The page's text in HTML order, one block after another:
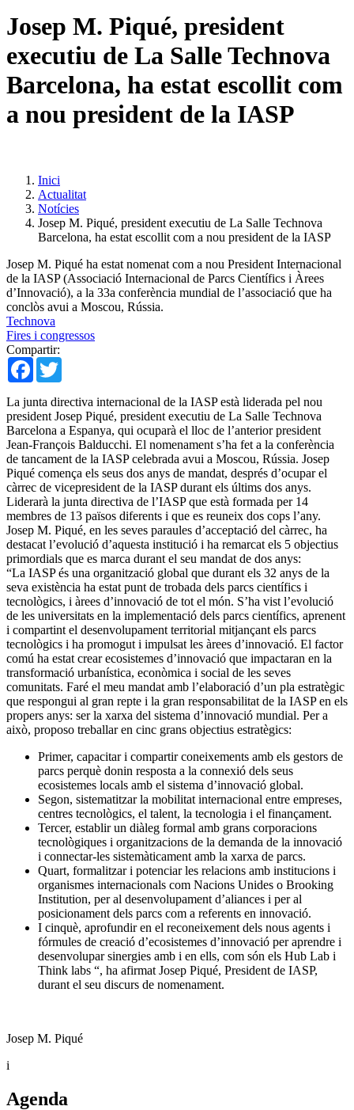
Josep M. Piqué, president
executiu de La Salle Technova
Barcelona, ha estat escollit com
a nou president de la IASP
Inici
Actualitat
Notícies
Josep M. Piqué, president executiu de La Salle Technova
Barcelona, ha estat escollit com a nou president de la IASP
Josep M. Piqué ha estat nomenat com a nou President Internacional
de la IASP (Associació Internacional de Parcs Científics i Àrees
d’Innovació), a la 33a conferència mundial de l’associació que ha
conclòs avui a Moscou, Rússia.
Technova
Fires i congressos
Compartir:
Facebook
La junta directiva internacional de la IASP està liderada pel nou
president Josep Piqué, president executiu de La Salle Technova
Barcelona a Espanya, qui ocuparà el lloc de l’anterior president
Jean-François Balducchi. El nomenament s’ha fet a la conferència
de tancament de la IASP celebrada avui a Moscou, Rússia. Josep
Piqué comença els seus dos anys de mandat, després d’ocupar el
càrrec de vicepresident de la IASP durant els últims dos anys.
Liderarà la junta directiva de l’IASP que està formada per 14
membres de 13 països diferents i que es reuneix dos cops l’any.
Josep M. Piqué, en les seves paraules d’acceptació del càrrec, ha
destacat l’evolució d’aquesta institució i ha remarcat els 5 objectius
primordials que es marca durant el seu mandat de dos anys:
“La IASP és una organització global que durant els 32 anys de la
seva existència ha estat punt de trobada dels parcs científics i
tecnològics, i àrees d’innovació de tot el món. S’ha vist l’evolució
de les universitats en la implementació dels parcs científics, aprenent
i compartint el desenvolupament territorial mitjançant els parcs
tecnològics i ha promogut i impulsat les àrees d’innovació. El factor
comú ha estat crear ecosistemes d’innovació que impactaran en la
transformació urbanística, econòmica i social de les seves
comunitats. Faré el meu mandat amb l’elaboració d’un pla estratègic
que respongui al gran repte i la gran responsabilitat de la IASP en els
propers anys: ser la xarxa del sistema d’innovació mundial. Per a
això, proposo treballar en cinc grans objectius estratègics:
Primer, capacitar i compartir coneixements amb els gestors de
parcs perquè donin resposta a la connexió dels seus
ecosistemes locals amb el sistema d’innovació global.
Segon, sistematitzar la mobilitat internacional entre empreses,
centres tecnològics, el talent, la tecnologia i el finançament.
Tercer, establir un diàleg formal amb grans corporacions
tecnològiques i organitzacions de la demanda de la innovació
i connectar-les sistemàticament amb la xarxa de parcs.
Quart, formalitzar i potenciar les relacions amb institucions i
organismes internacionals com Nacions Unides o Brooking
Institution, per al desenvolupament d’aliances i per al
posicionament dels parcs com a referents en innovació.
I cinquè, aprofundir en el reconeixement dels nous agents i
fórmules de creació d’ecosistemes d’innovació per aprendre i
desenvolupar sinergies amb i en ells, com són els Hub Lab i
Think labs “, ha afirmat Josep Piqué, President de IASP,
durant el seu discurs de nomenament.
Josep M. Piqué
i
Agenda